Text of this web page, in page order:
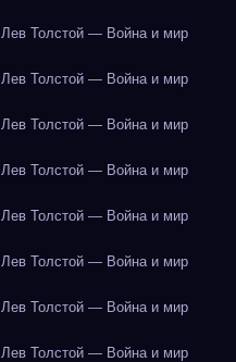
Лев Толстой — Война и мир
Лев Толстой — Война и мир
Лев Толстой — Война и мир
Лев Толстой — Война и мир
Лев Толстой — Война и мир
Лев Толстой — Война и мир
Лев Толстой — Война и мир
Лев Толстой — Война и мир